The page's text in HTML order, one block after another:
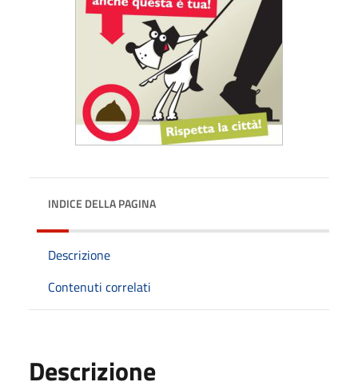
INDICE DELLA PAGINA
Descrizione
Contenuti correlati
Descrizione